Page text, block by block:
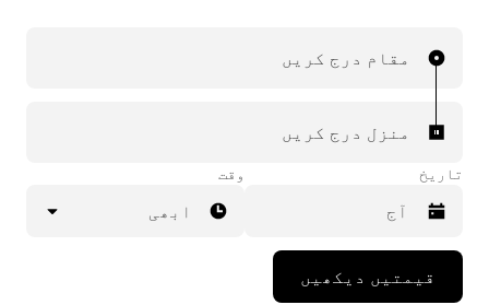
مقام درج کریں
منزل درج کریں
تاریخ
Press
وقت
ابھی
قیمتیں دیکھیں